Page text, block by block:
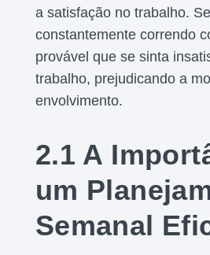
a satisfação no trabalho.
constantemente correndo
provável que se sinta
trabalho, prejudicando a
envolvimento.
2.1 A
um
Semanal